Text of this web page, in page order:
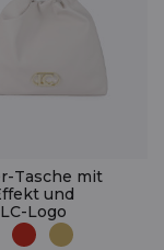
Tasche mit
und
Logo